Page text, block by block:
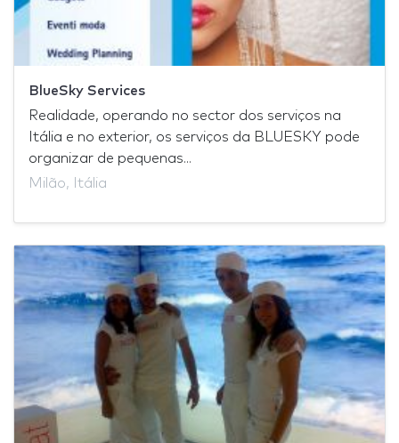
BlueSky Services
Realidade, operando no sector dos serviços na
Itália e no exterior, os serviços da BLUESKY pode
organizar de pequenas...
Milão, Itália